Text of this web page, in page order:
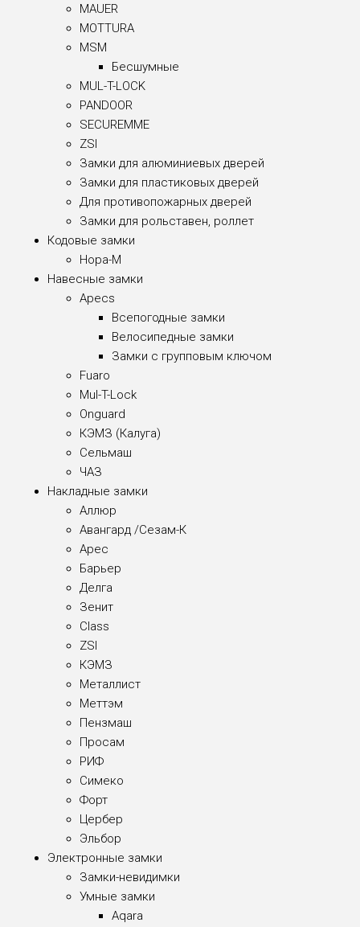
MAUER
MOTTURA
MSM
Бесшумные
MUL-T-LOCK
PANDOOR
SECUREMME
ZSI
Замки для алюминиевых дверей
Замки для пластиковых дверей
Для противопожарных дверей
Замки для рольставен, роллет
Кодовые замки
Нора-М
Навесные замки
Apecs
Всепогодные замки
Велосипедные замки
Замки с групповым ключом
Fuaro
Mul-T-Lock
Onguard
КЭМЗ (Калуга)
Сельмаш
ЧАЗ
Накладные замки
Аллюр
Авангард /Сезам-К
Арес
Барьер
Делга
Зенит
Class
ZSI
КЭМЗ
Металлист
Меттэм
Пензмаш
Просам
РИФ
Симеко
Форт
Цербер
Эльбор
Электронные замки
Замки-невидимки
Умные замки
Aqara